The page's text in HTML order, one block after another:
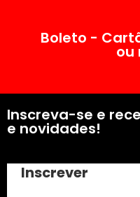
Boleto -
ou
Inscreva-se e
e novidades!
Inscrever